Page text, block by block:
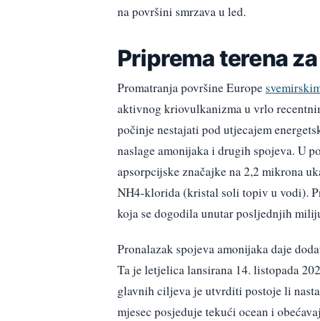
na površini smrzava u led.
Priprema terena
Promatranja površine Europe
aktivnog kriovulkanizma u vrlo
počinje nestajati pod utjecajem
naslage amonijaka i drugih spojeva. U
apsorpcijske značajke na 2,2 mikrona
NH4-klorida (kristal soli topiv u vodi).
koja se dogodila unutar posljednjih
Pronalazak spojeva amonijaka daje
Ta je letjelica lansirana 14. listopada
glavnih ciljeva je utvrditi postoje li
mjesec posjeduje tekući ocean i